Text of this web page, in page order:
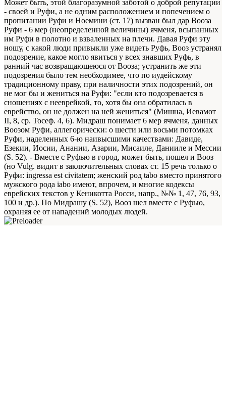
Может быть, этой благоразумной заботой о доброй репутации
- своей и Руфи, а не одним расположением и попечением о
пропитании Руфи и Ноемини (ст. 17) вызван был дар Вооза
Руфи - 6 мер (неопределенной величины) ячменя, всыпанных
им Руфи в полотно и взваленных на плечи. Давая Руфи эту
ношу, с какой люди привыкли уже видеть Руфь, Вооз устранял
подозрение, какое могло явиться у всех знавших Руфь, в
ранний час возвращающеюся от Вооза; устранить же эти
подозрения было тем необходимее, что по иудейскому
традиционному праву, при наличности этих подозрений, он
не мог бы и жениться на Руфи: "если кто подозревается в
сношениях с нееврейкой, то, хотя бы она обратилась в
еврейство, он не должен на ней жениться" (Мишна, Иевамот
II, 8, ср. Тосеф. 4, 6). Мидраш понимает 6 мер ячменя, данных
Воозом Руфи, аллегорически: о шести или восьми потомках
Руфи, наделенных 6-ю наивысшими качествами: Давиде,
Езекии, Иосии, Анании, Азарии, Мисаиле, Данииле и Мессии
(S. 52). - Вместе с Руфью в город, может быть, пошел и Вооз
(но Vulg. видит в заключительных словах ст. 15 речь только о
Руфи: ingressa est civitatem; женский род tabo вместо принятого
мужского рода iabo имеют, впрочем, и многие кодексы
еврейских текстов у Кеникотта Росси, напр., №№ 1, 47, 76, 93,
100 и др.). По Мидрашу (S. 52), Вооз шел вместе с Руфью,
охраняя ее от нападений молодых людей.